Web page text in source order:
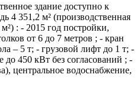
здание доступно к
4 351,2 м² (производственная
: - 2015 год постройки,
от 6 до 7 метров ; - кран
– 5 т; - грузовой лифт до 1 т; -
450 кВт без согласований ; -
центральное водоснабжение,